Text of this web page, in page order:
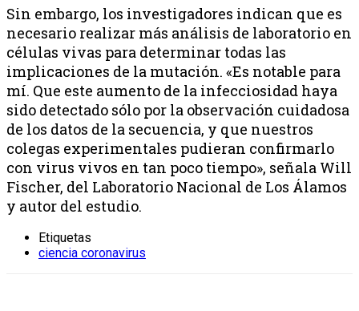
Sin embargo, los investigadores indican que es
necesario realizar más análisis de laboratorio en
células vivas para determinar todas las
implicaciones de la mutación. «Es notable para
mí. Que este aumento de la infecciosidad haya
sido detectado sólo por la observación cuidadosa
de los datos de la secuencia, y que nuestros
colegas experimentales pudieran confirmarlo
con virus vivos en tan poco tiempo», señala Will
Fischer, del Laboratorio Nacional de Los Álamos
y autor del estudio.
Etiquetas
ciencia coronavirus